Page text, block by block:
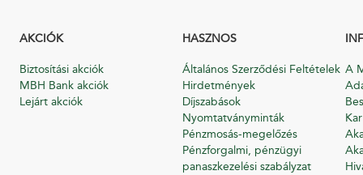
AKCIÓK
Biztosítási akciók
MBH Bank akciók
Lejárt akciók
HASZNOS
Általános Szerződési Feltételek
Hirdetmények
Díjszabások
Nyomtatványminták
Pénzmosás-megelőzés
Pénzforgalmi, pénzügyi
panaszkezelési szabályzat
A